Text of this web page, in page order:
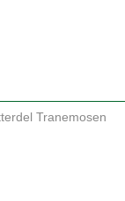
Tranemosen